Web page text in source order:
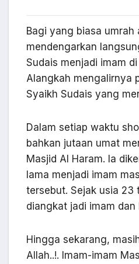
Bagi yang biasa umrah
mendengarkan
Sudais menjadi imam
Alangkah mengalirnya
Syaikh Sudais yang
Dalam setiap waktu
bahkan jutaan umat
Masjid Al Haram. Ia
lama menjadi imam
tersebut. Sejak usia 23
diangkat jadi imam dan
Hingga sekarang,
Allah..!. Imam-imam